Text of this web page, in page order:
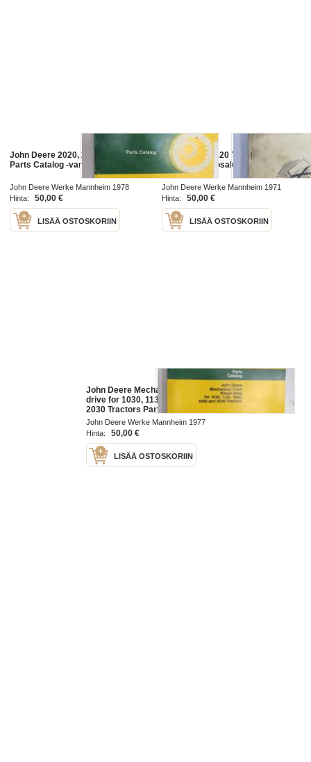
John Deere 2020, 2120 Tractors
Parts Catalog -varaosaluettelo
John Deere Werke Mannheim 1978
Hinta:
50,00 €
LISÄÄ OSTOSKORIIN
John Deere 2120 Tractors Parts
Catalog -varaosaluettelo
John Deere Werke Mannheim 1971
Hinta:
50,00 €
LISÄÄ OSTOSKORIIN
John Deere Mechanical front wheel
drive for 1030, 1130, 1630, 1830,
2030 Tractors Parts Catalog -
varaosaluettelo
John Deere Werke Mannheim 1977
Hinta:
50,00 €
LISÄÄ OSTOSKORIIN